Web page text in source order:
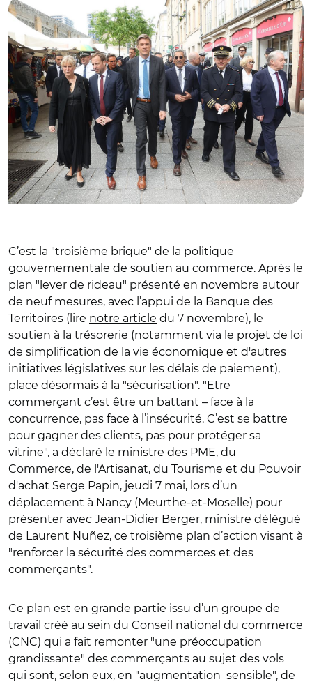
C’est la "troisième brique" de la politique
gouvernementale de soutien au commerce. Après le
plan "lever de rideau" présenté en novembre autour
de neuf mesures, avec l’appui de la Banque des
Territoires (lire notre article du 7 novembre), le
soutien à la trésorerie (notamment via le projet de loi
de simplification de la vie économique et d'autres
initiatives législatives sur les délais de paiement),
place désormais à la "sécurisation". "Etre
commerçant c’est être un battant – face à la
concurrence, pas face à l’insécurité. C’est se battre
pour gagner des clients, pas pour protéger sa
vitrine", a déclaré le ministre des PME, du
Commerce, de l'Artisanat, du Tourisme et du Pouvoir
d'achat Serge Papin, jeudi 7 mai, lors d’un
déplacement à Nancy (Meurthe-et-Moselle) pour
présenter avec Jean-Didier Berger, ministre délégué
de Laurent Nuñez, ce troisième plan d’action visant à
"renforcer la sécurité des commerces et des
commerçants".
Ce plan est en grande partie issu d’un groupe de
travail créé au sein du Conseil national du commerce
(CNC) qui a fait remonter "une préoccupation
grandissante" des commerçants au sujet des vols
qui sont, selon eux, en "augmentation sensible", de